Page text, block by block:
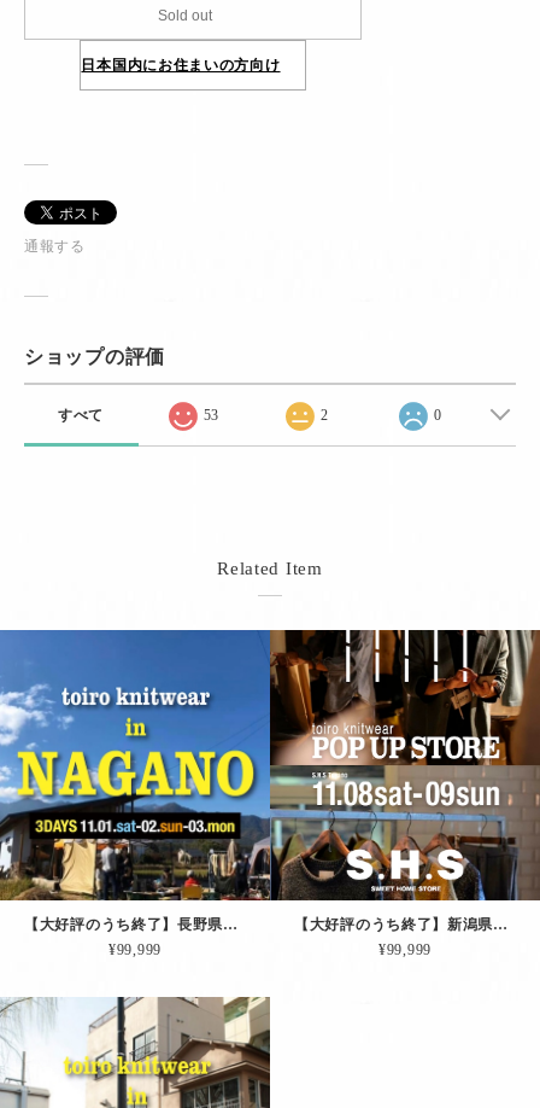
Sold out
日本国内にお住まいの方向け
通報する
ショップの評価
すべて 53 2 0
Related Item
【大好評のうち終了】長野県｜11/01土-02日-03月祝【展示会＆即売会その２】in 長野県北安曇郡松川村
¥99,999
【大好評のうち終了】新潟県｜11/08土-09日【展示会＆即売会その３】in 新潟市・SHSとやの
¥99,999